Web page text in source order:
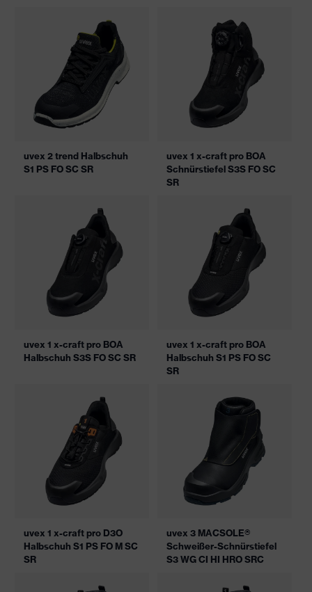
uvex 2 trend Halbschuh
S1 PS FO SC SR
uvex 1 x-craft pro BOA
Schnürstiefel S3S FO SC
SR
uvex 1 x-craft pro BOA
Halbschuh S3S FO SC SR
uvex 1 x-craft pro BOA
Halbschuh S1 PS FO SC
SR
uvex 1 x-craft pro D3O
Halbschuh S1 PS FO M SC
SR
uvex 3 MACSOLE®
Schweißer-Schnürstiefel
S3 WG CI HI HRO SRC